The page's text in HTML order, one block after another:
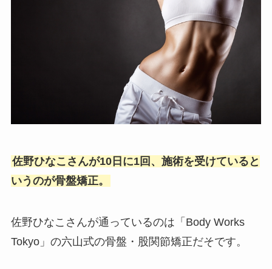
佐野ひなこさんが10日に1回、施術を受けていると
いうのが骨盤矯正。
佐野ひなこさんが通っているのは「Body Works
Tokyo」の六山式の骨盤・股関節矯正だそです。